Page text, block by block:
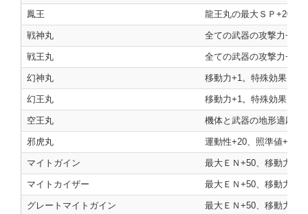
鳳王 龍王丸の最大ＳＰ+20、
戦神丸 全ての武器の攻撃力
戦王丸 全ての武器の攻撃力
幻神丸 移動力+1。特殊効果「
幻王丸 移動力+1。特殊効果「
空王丸 機体と武器の地形適応が
邪虎丸 運動性+20、照準値+30
マイトガイン 最大ＥＮ+50、移動力+1
マイトカイザー 最大ＥＮ+50、移動力+1
グレートマイトガイン 最大ＥＮ+50、移動力+1